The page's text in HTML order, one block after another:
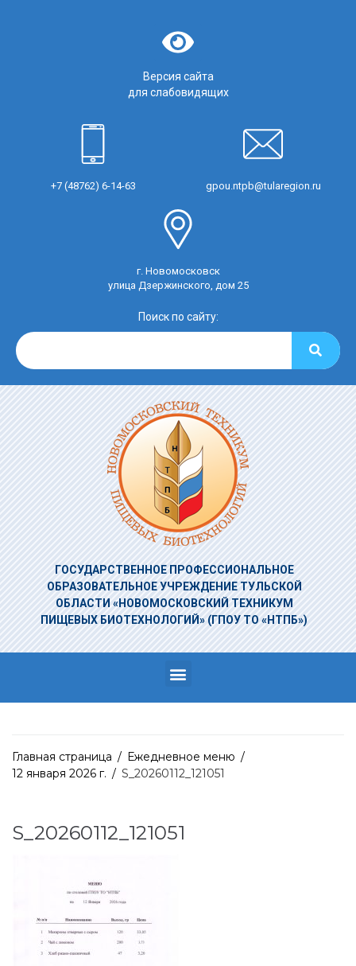
Версия сайта
для слабовидящих
+7 (48762) 6-14-63 gpou.ntpb@tularegion.ru
г. Новомосковск
улица Дзержинского, дом 25
Поиск по сайту:
ГОСУДАРСТВЕННОЕ ПРОФЕССИОНАЛЬНОЕ
ОБРАЗОВАТЕЛЬНОЕ УЧРЕЖДЕНИЕТУЛЬСКОЙ
ОБЛАСТИ «НОВОМОСКОВСКИЙ ТЕХНИКУМ
ПИЩЕВЫХ БИОТЕХНОЛОГИЙ» (ГПОУ ТО «НТПБ»)
Главная страница / Ежедневное меню /
12 января 2026 г. / S_20260112_121051
S_20260112_121051